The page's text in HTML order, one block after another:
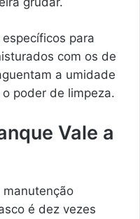
para
com os de
a umidade
poder de limpeza.
Vale a
manutenção
é dez vezes